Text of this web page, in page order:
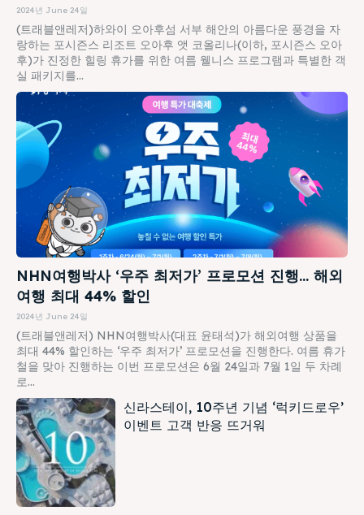
2024년 June 24일
(트래블앤레저)하와이 오아후섬 서부 해안의 아름다운 풍경을 자
랑하는 포시즌스 리조트 오아후 앳 코올리나(이하, 포시즌스 오아
후)가 진정한 힐링 휴가를 위한 여름 웰니스 프로그램과 특별한 객
실 패키지를...
NHN여행박사 ‘우주 최저가’ 프로모션 진행… 해외
여행 최대 44% 할인
2024년 June 24일
(트래블앤레저) NHN여행박사(대표 윤태석)가 해외여행 상품을
최대 44% 할인하는 ‘우주 최저가’ 프로모션을 진행한다. 여름 휴가
철을 맞아 진행하는 이번 프로모션은 6월 24일과 7월 1일 두 차례
로...
신라스테이, 10주년 기념 ‘럭키드로우’
이벤트 고객 반응 뜨거워